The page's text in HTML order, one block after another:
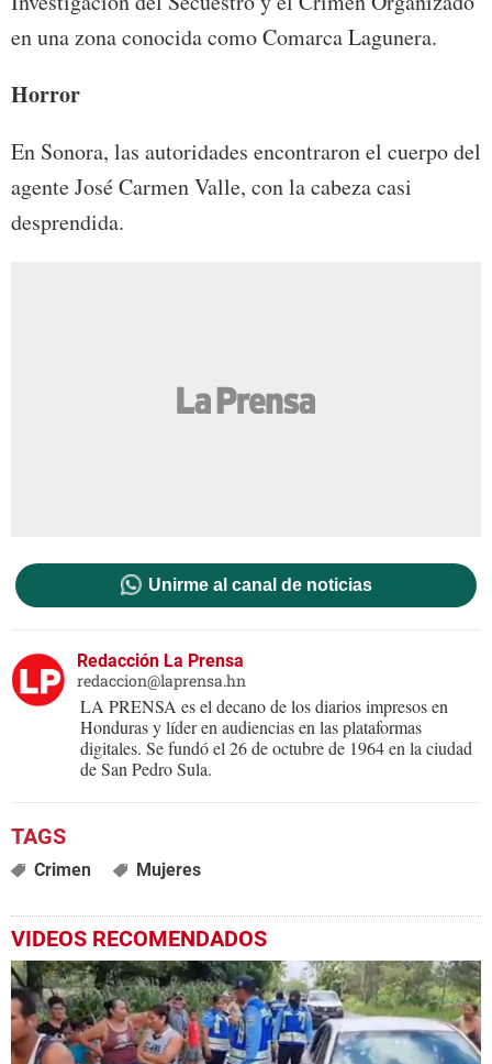
en una zona conocida como Comarca Lagunera.
Horror
En Sonora, las autoridades encontraron el cuerpo del
agente José Carmen Valle, con la cabeza casi
desprendida.
Unirme al canal de noticias
Redacción La Prensa
redaccion@laprensa.hn
LA PRENSA es el decano de los diarios impresos en
Honduras y líder en audiencias en las plataformas
digitales. Se fundó el 26 de octubre de 1964 en la ciudad
de San Pedro Sula.
Crimen Mujeres
VIDEOS RECOMENDADOS